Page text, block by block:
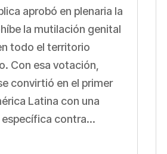
aprobó en plenaria la
la mutilación genital
todo el territorio
Con esa votación,
convirtió en el primer
Latina con una
contra...